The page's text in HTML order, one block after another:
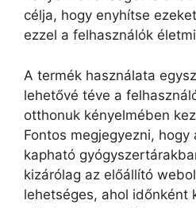
célja, hogy enyhítse
ezzel a felhasználók
A termék használata
lehetővé téve a
otthonuk kényelmében
Fontos megjegyezni, hogy
kapható
kizárólag az előállító
lehetséges, ahol időnként